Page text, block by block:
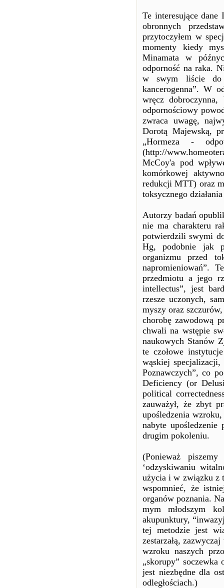
Te interesujące dane
obronnych
przytoczyłem w
momenty kiedy
Minamata w
odporność na raka.
w swym liście do
kancerogenna”. W
wręcz
odpornościowy
zwraca uwagę,
Dorotą Majewską,
„Hormeza -
(http://
McCoy'a pod
komórkowej
redukcji MTT) oraz
toksycznego
Autorzy badań
nie ma charakteru
potwierdzili swymi
Hg, podobnie jak
organizmu przed
napromieniowań”.
przedmiotu a jego
intellectus”, jest
rzesze uczonych,
myszy oraz
chorobę zawodową
chwali na wstępie
naukowych Stanów
te czołowe
wąskiej
Poznawczych”, co
Deficiency (or
political
zauważył, że zbyt
upośledzenia
nabyte upośledzenie
drugim pokoleniu.
(Ponieważ
‘odzyskiwaniu
użycia i w związku z
wspomnieć, że
organów poznania.
mym młodszym
akupunktury,
tej metodzie jest
zestarzałą,
wzroku naszych
„skorupy”
jest niezbędne dla
odległościach.)